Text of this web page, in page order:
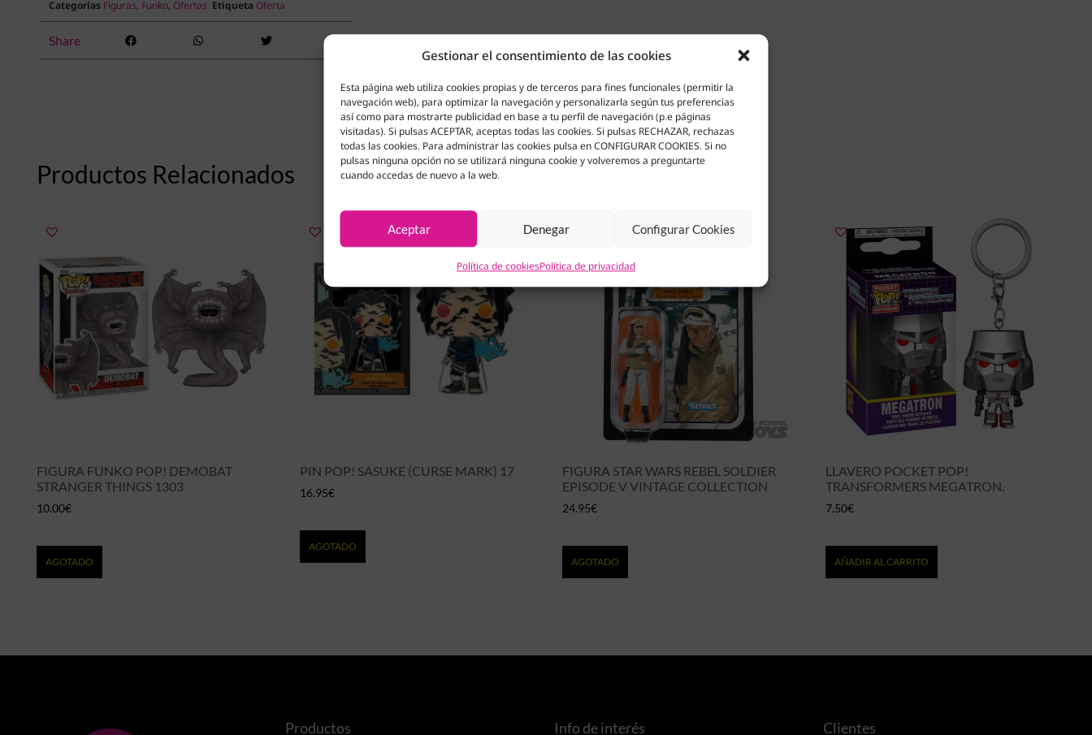
Gestionar el consentimiento de las cookies
Esta página web utiliza cookies propias y de terceros para fines funcionales (permitir la
navegación web), para optimizar la navegación y personalizarla según tus preferencias
así como para mostrarte publicidad en base a tu perfil de navegación (p.e páginas
visitadas). Si pulsas ACEPTAR, aceptas todas las cookies. Si pulsas RECHAZAR, rechazas
todas las cookies. Para administrar las cookies pulsa en CONFIGURAR COOKIES. Si no
pulsas ninguna opción no se utilizará ninguna cookie y volveremos a preguntarte
cuando accedas de nuevo a la web.
Aceptar Denegar Configurar Cookies
Política de cookiesPolítica de privacidad
Categorías Figuras, Funko, Ofertas Etiqueta Oferta
Share
Productos Relacionados
FIGURA FUNKO POP! DEMOBAT
STRANGER THINGS 1303
10.00€
AGOTADO
PIN POP! SASUKE (CURSE MARK) 17
16.95€
AGOTADO
FIGURA STAR WARS REBEL SOLDIER
EPISODE V VINTAGE COLLECTION
24.95€
AGOTADO
LLAVERO POCKET POP!
TRANSFORMERS MEGATRON.
7.50€
AÑADIR AL CARRITO
Productos Info de interés Clientes